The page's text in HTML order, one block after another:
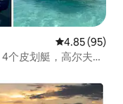
平均评分
4.85 (95)
个皮划艇，高尔夫球